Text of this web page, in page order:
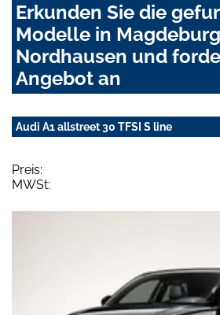
Erkunden Sie die
Modelle in
Nordhausen und
Angebot an
Audi A1 allstreet 30 TFSI S line
Preis:
MWSt: